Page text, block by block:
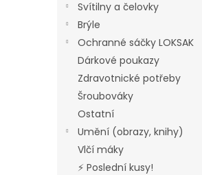
Svítilny a čelovky
Brýle
Ochranné sáčky LOKSAK
Dárkové poukazy
Zdravotnické potřeby
Šroubováky
Ostatní
Umění (obrazy, knihy)
Vlčí máky
⚡ Poslední kusy!